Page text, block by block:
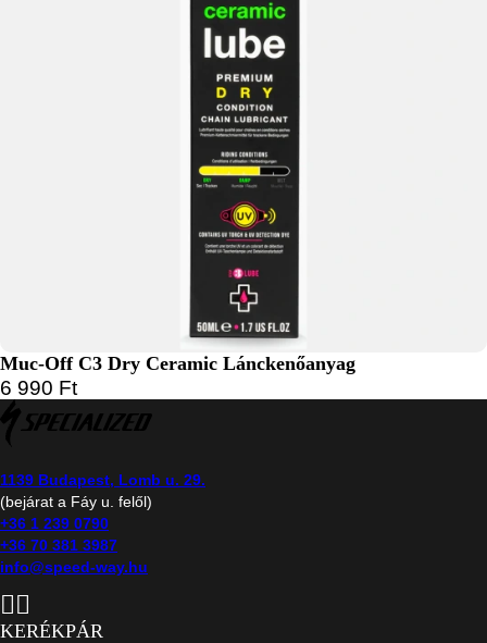
Muc-Off C3 Dry Ceramic Lánckenőanyag
6 990 Ft
1139 Budapest, Lomb u. 29.
(bejárat a Fáy u. felől)
+36 1 239 0790
+36 70 381 3987
info@speed-way.hu
KERÉKPÁR